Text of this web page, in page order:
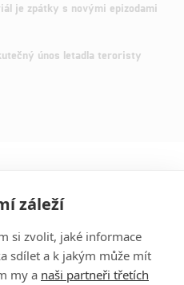
je zpátky s novými epizodami
únos letadla teroristy
záleží
si zvolit, jaké informace
sdílet a k jakým může mít
my a naši partneři třetích